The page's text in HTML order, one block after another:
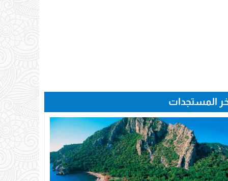
المستجدات